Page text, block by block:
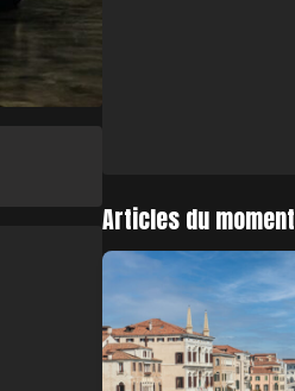
Articles du moment